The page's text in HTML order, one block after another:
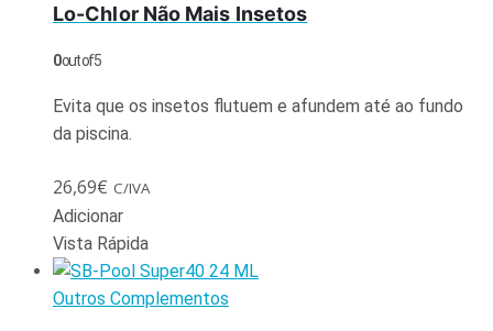
Lo-Chlor Não Mais Insetos
0out of 5
Evita que os insetos flutuem e afundem até ao fundo
da piscina.
26,69€ C/IVA
Adicionar
Vista Rápida
Outros Complementos